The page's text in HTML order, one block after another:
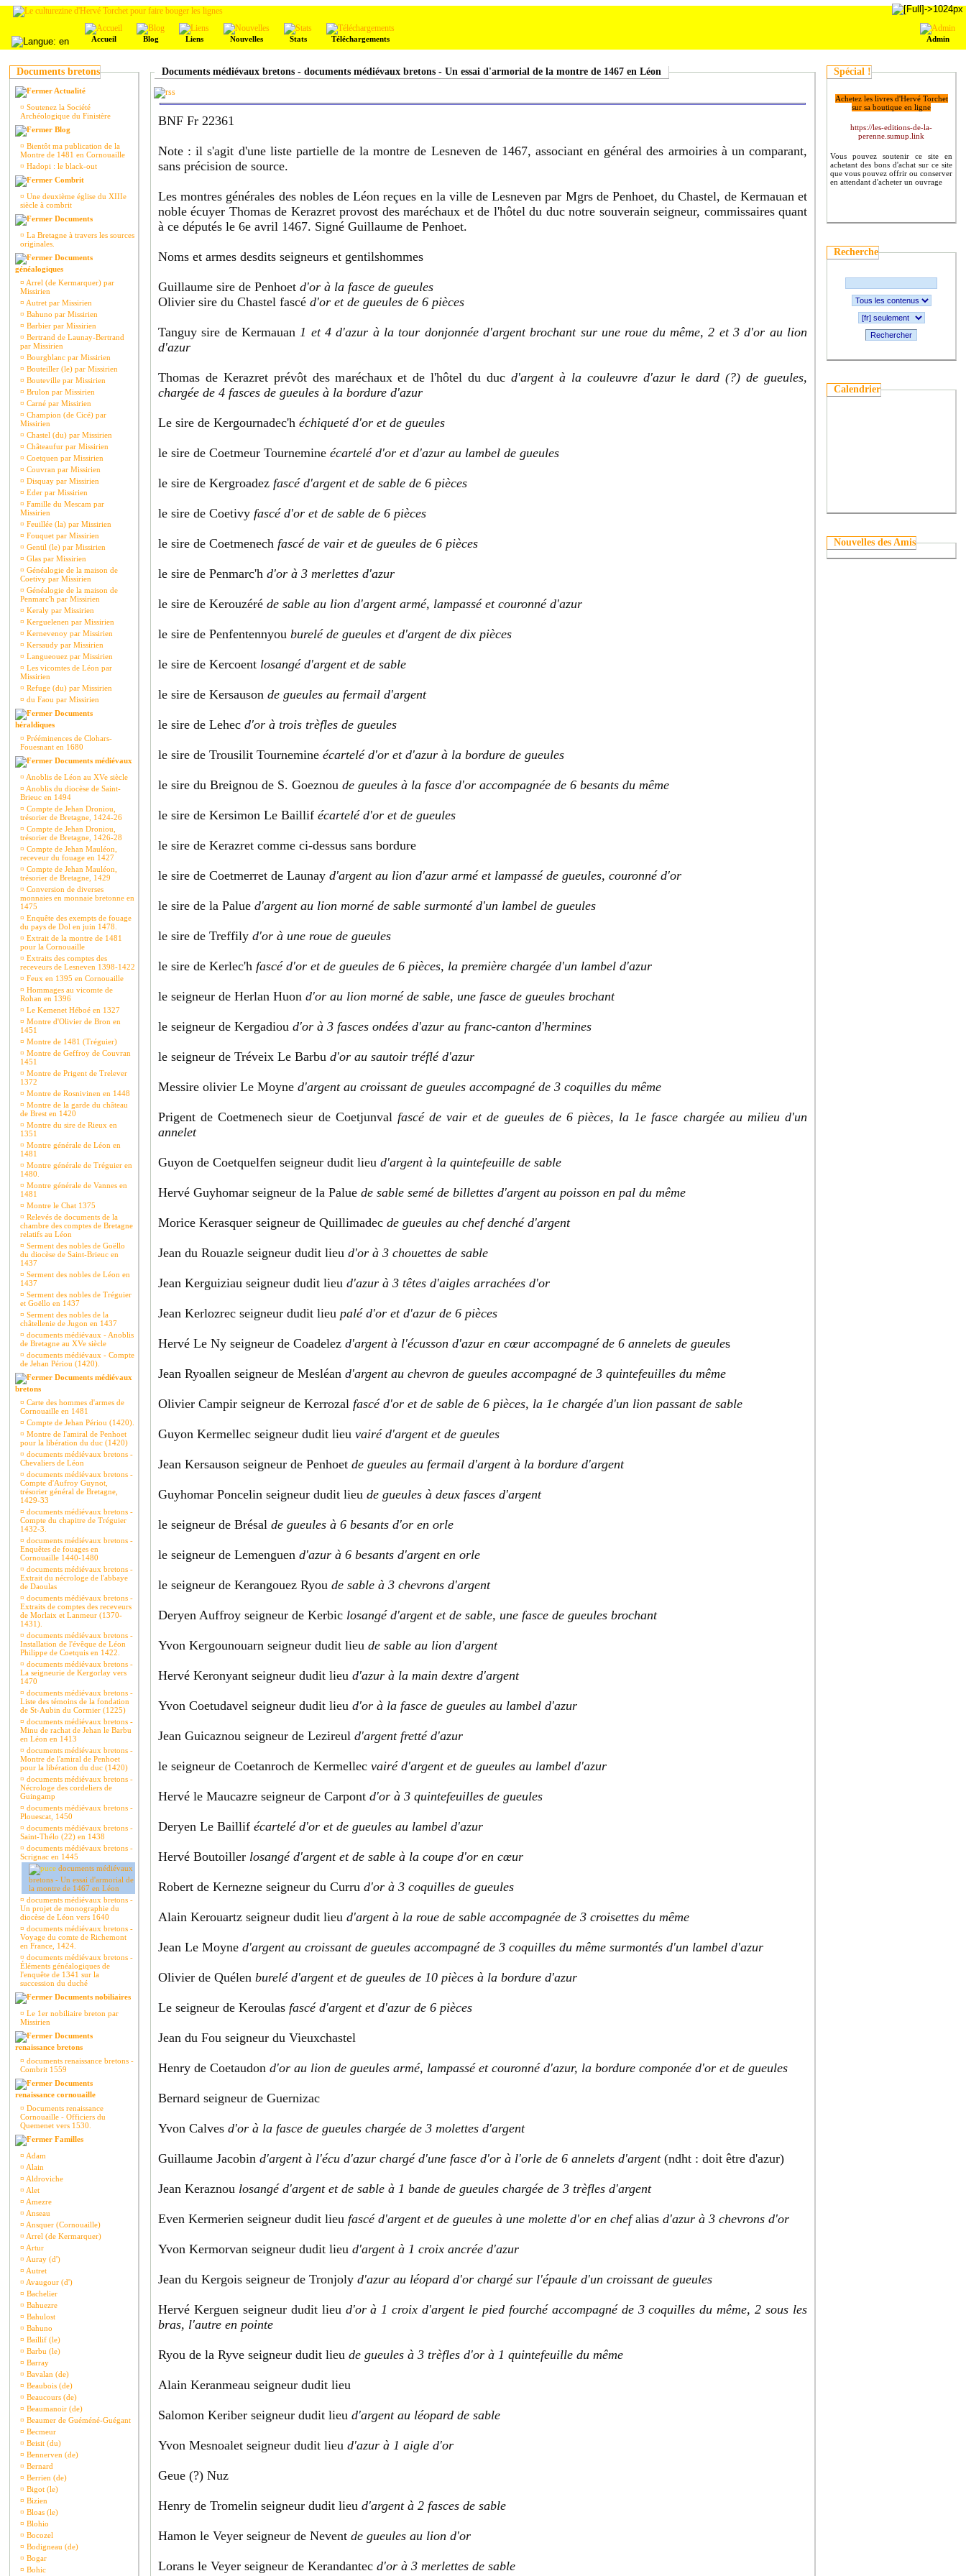
Admin
Accueil Blog Liens Nouvelles Stats Téléchargements
Documents bretons
Actualité
¤ Soutenez la Société
Archéologique du Finistère
Blog
¤ Bientôt ma publication de la
Montre de 1481 en Cornouaille
¤ Hadopi : le black-out
Combrit
¤ Une deuxième église du XIIIe
siècle à combrit
Documents
¤ La Bretagne à travers les sources
originales.
Documents
généalogiques
¤ Arrel (de Kermarquer) par
Missirien
¤ Autret par Missirien
¤ Bahuno par Missirien
¤ Barbier par Missirien
¤ Bertrand de Launay-Bertrand
par Missirien
¤ Bourgblanc par Missirien
¤ Bouteiller (le) par Missirien
¤ Bouteville par Missirien
¤ Brulon par Missirien
¤ Carné par Missirien
¤ Champion (de Cicé) par
Missirien
¤ Chastel (du) par Missirien
¤ Châteaufur par Missirien
¤ Coetquen par Missirien
¤ Couvran par Missirien
¤ Disquay par Missirien
¤ Eder par Missirien
¤ Famille du Mescam par
Missirien
¤ Feuillée (la) par Missirien
¤ Fouquet par Missirien
¤ Gentil (le) par Missirien
¤ Glas par Missirien
¤ Généalogie de la maison de
Coetivy par Missirien
¤ Généalogie de la maison de
Penmarc'h par Missirien
¤ Keraly par Missirien
¤ Kerguelenen par Missirien
¤ Kernevenoy par Missirien
¤ Kersaudy par Missirien
¤ Langueouez par Missirien
¤ Les vicomtes de Léon par
Missirien
¤ Refuge (du) par Missirien
¤ du Faou par Missirien
Documents
héraldiques
¤ Prééminences de Clohars-
Fouesnant en 1680
Documents médiévaux
¤ Anoblis de Léon au XVe siècle
¤ Anoblis du diocèse de Saint-
Brieuc en 1494
¤ Compte de Jehan Droniou,
trésorier de Bretagne, 1424-26
¤ Compte de Jehan Droniou,
trésorier de Bretagne, 1426-28
¤ Compte de Jehan Mauléon,
receveur du fouage en 1427
¤ Compte de Jehan Mauléon,
trésorier de Bretagne, 1429
¤ Conversion de diverses
monnaies en monnaie bretonne en
1475
¤ Enquête des exempts de fouage
du pays de Dol en juin 1478.
¤ Extrait de la montre de 1481
pour la Cornouaille
¤ Extraits des comptes des
receveurs de Lesneven 1398-1422
¤ Feux en 1395 en Cornouaille
¤ Hommages au vicomte de
Rohan en 1396
¤ Le Kemenet Héboé en 1327
¤ Montre d'Olivier de Bron en
1451
¤ Montre de 1481 (Tréguier)
¤ Montre de Geffroy de Couvran
1451
¤ Montre de Prigent de Trelever
1372
¤ Montre de Rosnivinen en 1448
¤ Montre de la garde du château
de Brest en 1420
¤ Montre du sire de Rieux en
1351
¤ Montre générale de Léon en
1481
¤ Montre générale de Tréguier en
1480.
¤ Montre générale de Vannes en
1481
¤ Montre le Chat 1375
¤ Relevés de documents de la
chambre des comptes de Bretagne
relatifs au Léon
¤ Serment des nobles de Goëllo
du diocèse de Saint-Brieuc en
1437
¤ Serment des nobles de Léon en
1437
¤ Serment des nobles de Tréguier
et Goëllo en 1437
¤ Serment des nobles de la
châtellenie de Jugon en 1437
¤ documents médiévaux - Anoblis
de Bretagne au XVe siècle
¤ documents médiévaux - Compte
de Jehan Périou (1420).
Documents médiévaux
bretons
¤ Carte des hommes d'armes de
Cornouaille en 1481
¤ Compte de Jehan Périou (1420).
¤ Montre de l'amiral de Penhoet
pour la libération du duc (1420)
¤ documents médiévaux bretons -
Chevaliers de Léon
¤ documents médiévaux bretons -
Compte d'Aufroy Guynot,
trésorier général de Bretagne,
1429-33
¤ documents médiévaux bretons -
Compte du chapitre de Tréguier
1432-3.
¤ documents médiévaux bretons -
Enquêtes de fouages en
Cornouaille 1440-1480
¤ documents médiévaux bretons -
Extrait du nécrologe de l'abbaye
de Daoulas
¤ documents médiévaux bretons -
Extraits de comptes des receveurs
de Morlaix et Lanmeur (1370-
1431).
¤ documents médiévaux bretons -
Installation de l'évêque de Léon
Philippe de Coetquis en 1422.
¤ documents médiévaux bretons -
La seigneurie de Kergorlay vers
1470
¤ documents médiévaux bretons -
Liste des témoins de la fondation
de St-Aubin du Cormier (1225)
¤ documents médiévaux bretons -
Minu de rachat de Jehan le Barbu
en Léon en 1413
¤ documents médiévaux bretons -
Montre de l'amiral de Penhoet
pour la libération du duc (1420)
¤ documents médiévaux bretons -
Nécrologe des cordeliers de
Guingamp
¤ documents médiévaux bretons -
Plouescat, 1450
¤ documents médiévaux bretons -
Saint-Thélo (22) en 1438
¤ documents médiévaux bretons -
Scrignac en 1445
documents médiévaux
bretons - Un essai d'armorial de
la montre de 1467 en Léon
¤ documents médiévaux bretons -
Un projet de monographie du
diocèse de Léon vers 1640
¤ documents médiévaux bretons -
Voyage du comte de Richemont
en France, 1424.
¤ documents médiévaux bretons -
Éléments généalogiques de
l'enquête de 1341 sur la
succession du duché
Documents nobiliaires
¤ Le 1er nobiliaire breton par
Missirien
Documents
renaissance bretons
¤ documents renaissance bretons -
Combrit 1559
Documents
renaissance cornouaille
¤ Documents renaissance
Cornouaille - Officiers du
Quemenet vers 1530.
Familles
¤ Adam
¤ Alain
¤ Aldroviche
¤ Alet
¤ Amezre
¤ Anseau
¤ Ansquer (Cornouaille)
¤ Arrel (de Kermarquer)
¤ Artur
¤ Auray (d')
¤ Autret
¤ Avaugour (d')
¤ Bachelier
¤ Bahuezre
¤ Bahulost
¤ Bahuno
¤ Baillif (le)
¤ Barbu (le)
¤ Barray
¤ Bavalan (de)
¤ Beaubois (de)
¤ Beaucours (de)
¤ Beaumanoir (de)
¤ Beaumer de Guéméné-Guégant
¤ Becmeur
¤ Beisit (du)
¤ Bennerven (de)
¤ Bernard
¤ Berrien (de)
¤ Bigot (le)
¤ Bizien
¤ Bloas (le)
¤ Blohio
¤ Bocozel
¤ Bodigneau (de)
¤ Bogar
¤ Bohic
Documents médiévaux bretons - documents médiévaux bretons - Un essai d'armorial de la montre de 1467 en Léon
BNF Fr 22361
Note : il s'agit d'une liste partielle de la montre de Lesneven de 1467, associant en général des armoiries à un comparant,
sans précision de source.
Les montres générales des nobles de Léon reçues en la ville de Lesneven par Mgrs de Penhoet, du Chastel, de Kermauan et
noble écuyer Thomas de Kerazret provost des maréchaux et de l'hôtel du duc notre souverain seigneur, commissaires quant
à ce députés le 6e avril 1467. Signé Guillaume de Penhoet.
Noms et armes desdits seigneurs et gentilshommes
Guillaume sire de Penhoet d'or à la fasce de gueules
Olivier sire du Chastel fascé d'or et de gueules de 6 pièces
Tanguy sire de Kermauan1 et 4 d'azur à la tour donjonnée d'argent brochant sur une roue du même, 2 et 3 d'or au lion
d'azur
Thomas de Kerazret prévôt des maréchaux et de l'hôtel du duc d'argent à la couleuvre d'azur le dard (?) de gueules,
chargée de 4 fasces de gueules à la bordure d'azur
Le sire de Kergournadec'h échiqueté d'or et de gueules
le sire de Coetmeur Tournemine écartelé d'or et d'azur au lambel de gueules
le sire de Kergroadez fascé d'argent et de sable de 6 pièces
le sire de Coetivy fascé d'or et de sable de 6 pièces
le sire de Coetmenech fascé de vair et de gueules de 6 pièces
le sire de Penmarc'h d'or à 3 merlettes d'azur
le sire de Kerouzéré de sable au lion d'argent armé, lampassé et couronné d'azur
le sire de Penfentennyou burelé de gueules et d'argent de dix pièces
le sire de Kercoent losangé d'argent et de sable
le sire de Kersauson de gueules au fermail d'argent
le sire de Lehec d'or à trois trèfles de gueules
le sire de Trousilit Tournemine écartelé d'or et d'azur à la bordure de gueules
le sire du Breignou de S. Goeznou de gueules à la fasce d'or accompagnée de 6 besants du même
le sire de Kersimon Le Baillif écartelé d'or et de gueules
le sire de Kerazret comme ci-dessus sans bordure
le sire de Coetmerret de Launay d'argent au lion d'azur armé et lampassé de gueules, couronné d'or
le sire de la Palue d'argent au lion morné de sable surmonté d'un lambel de gueules
le sire de Treffily d'or à une roue de gueules
le sire de Kerlec'h fascé d'or et de gueules de 6 pièces, la première chargée d'un lambel d'azur
le seigneur de Herlan Huon d'or au lion morné de sable, une fasce de gueules brochant
le seigneur de Kergadiou d'or à 3 fasces ondées d'azur au franc-canton d'hermines
le seigneur de Tréveix Le Barbu d'or au sautoir tréflé d'azur
Messire olivier Le Moyne d'argent au croissant de gueules accompagné de 3 coquilles du même
Prigent de Coetmenech sieur de Coetjunval fascé de vair et de gueules de 6 pièces, la 1e fasce chargée au milieu d'un
annelet
Guyon de Coetquelfen seigneur dudit lieu d'argent à la quintefeuille de sable
Hervé Guyhomar seigneur de la Palue de sable semé de billettes d'argent au poisson en pal du même
Morice Kerasquer seigneur de Quillimadec de gueules au chef denché d'argent
Jean du Rouazle seigneur dudit lieu d'or à 3 chouettes de sable
Jean Kerguiziau seigneur dudit lieu d'azur à 3 têtes d'aigles arrachées d'or
Jean Kerlozrec seigneur dudit lieu palé d'or et d'azur de 6 pièces
Hervé Le Ny seigneur de Coadelez d'argent à l'écusson d'azur en cœur accompagné de 6 annelets de gueules
Jean Ryoallen seigneur de Mesléan d'argent au chevron de gueules accompagné de 3 quintefeuilles du même
Olivier Campir seigneur de Kerrozal fascé d'or et de sable de 6 pièces, la 1e chargée d'un lion passant de sable
Guyon Kermellec seigneur dudit lieu vairé d'argent et de gueules
Jean Kersauson seigneur de Penhoet de gueules au fermail d'argent à la bordure d'argent
Guyhomar Poncelin seigneur dudit lieu de gueules à deux fasces d'argent
le seigneur de Brésal de gueules à 6 besants d'or en orle
le seigneur de Lemenguen d'azur à 6 besants d'argent en orle
le seigneur de Kerangouez Ryou de sable à 3 chevrons d'argent
Deryen Auffroy seigneur de Kerbic losangé d'argent et de sable, une fasce de gueules brochant
Yvon Kergounouarn seigneur dudit lieu de sable au lion d'argent
Hervé Keronyant seigneur dudit lieu d'azur à la main dextre d'argent
Yvon Coetudavel seigneur dudit lieu d'or à la fasce de gueules au lambel d'azur
Jean Guicaznou seigneur de Lezireul d'argent fretté d'azur
le seigneur de Coetanroch de Kermellec vairé d'argent et de gueules au lambel d'azur
Hervé le Maucazre seigneur de Carpont d'or à 3 quintefeuilles de gueules
Deryen Le Baillif écartelé d'or et de gueules au lambel d'azur
Hervé Boutoiller losangé d'argent et de sable à la coupe d'or en cœur
Robert de Kernezne seigneur du Curru d'or à 3 coquilles de gueules
Alain Kerouartz seigneur dudit lieu d'argent à la roue de sable accompagnée de 3 croisettes du même
Jean Le Moyne d'argent au croissant de gueules accompagné de 3 coquilles du même surmontés d'un lambel d'azur
Olivier de Quélen burelé d'argent et de gueules de 10 pièces à la bordure d'azur
Le seigneur de Keroulas fascé d'argent et d'azur de 6 pièces
Jean du Fou seigneur du Vieuxchastel
Henry de Coetaudon d'or au lion de gueules armé, lampassé et couronné d'azur, la bordure componée d'or et de gueules
Bernard seigneur de Guernizac
Yvon Calves d'or à la fasce de gueules chargée de 3 molettes d'argent
Guillaume Jacobin d'argent à l'écu d'azur chargé d'une fasce d'or à l'orle de 6 annelets d'argent (ndht : doit être d'azur)
Jean Keraznou losangé d'argent et de sable à 1 bande de gueules chargée de 3 trèfles d'argent
Even Kermerien seigneur dudit lieu fascé d'argent et de gueules à une molette d'or en chefalias d'azur à 3 chevrons d'or
Yvon Kermorvan seigneur dudit lieu d'argent à 1 croix ancrée d'azur
Jean du Kergois seigneur de Tronjoly d'azur au léopard d'or chargé sur l'épaule d'un croissant de gueules
Hervé Kerguen seigneur dudit lieu d'or à 1 croix d'argent le pied fourché accompagné de 3 coquilles du même, 2 sous les
bras, l'autre en pointe
Ryou de la Ryve seigneur dudit lieu de gueules à 3 trèfles d'or à 1 quintefeuille du même
Alain Keranmeau seigneur dudit lieu
Salomon Keriber seigneur dudit lieu d'argent au léopard de sable
Yvon Mesnoalet seigneur dudit lieu d'azur à 1 aigle d'or
Geue (?) Nuz
Henry de Tromelin seigneur dudit lieu d'argent à 2 fasces de sable
Hamon le Veyer seigneur de Nevent de gueules au lion d'or
Lorans le Veyer seigneur de Kerandantec d'or à 3 merlettes de sable
Spécial !
Achetez les livres d'Hervé Torchet
sur sa boutique en ligne
https://les-editions-de-la-
perenne.sumup.link
Vous pouvez soutenir ce site en
achetant des bons d'achat sur ce site
que vous pouvez offrir ou conserver
en attendant d'acheter un ouvrage
Recherche
Rechercher
Calendrier
Nouvelles des Amis